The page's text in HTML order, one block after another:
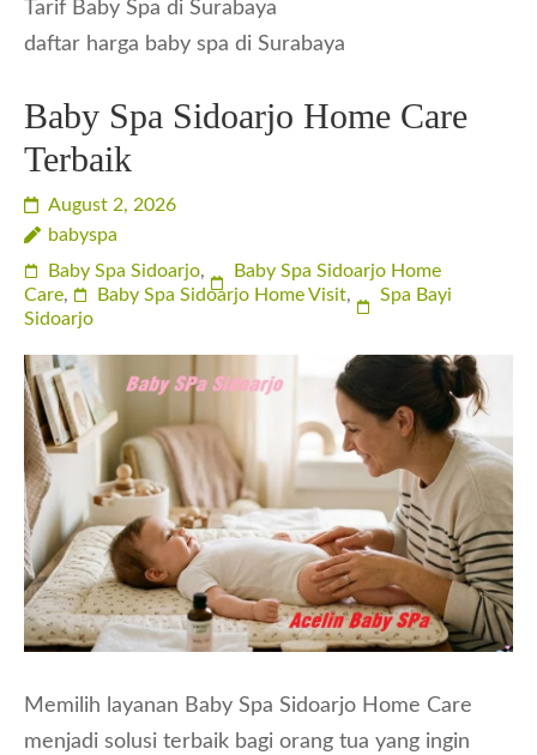
Tarif Baby Spa di Surabaya
daftar harga baby spa di Surabaya
Baby Spa Sidoarjo Home Care
Terbaik
August 2, 2026
babyspa
Baby Spa Sidoarjo,
Baby Spa Sidoarjo Home
Care, Baby Spa Sidoarjo Home Visit,
Spa Bayi
Sidoarjo
Memilih layanan Baby Spa Sidoarjo Home Care
menjadi solusi terbaik bagi orang tua yang ingin